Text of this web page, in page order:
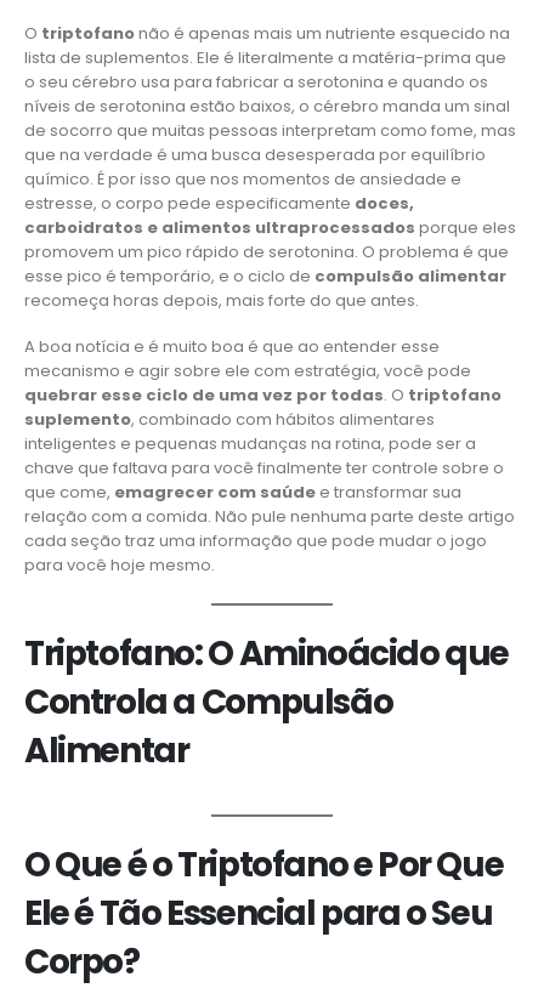
O triptofanonão é apenas mais um nutriente esquecido na
lista de suplementos. Ele é literalmente a matéria-prima que
o seu cérebro usa para fabricar a serotonina e quando os
níveis de serotonina estão baixos, o cérebro manda um sinal
de socorro que muitas pessoas interpretam como fome, mas
que na verdade é uma busca desesperada por equilíbrio
químico. É por isso que nos momentos de ansiedade e
estresse, o corpo pede especificamente doces,
carboidratos e alimentos ultraprocessados porque eles
promovem um pico rápido de serotonina. O problema é que
esse pico é temporário, e o ciclo de compulsão alimentar
recomeça horas depois, mais forte do que antes.
A boa notícia e é muito boa é que ao entender esse
mecanismo e agir sobre ele com estratégia, você pode
quebrar esse ciclo de uma vez por todas. O triptofano
suplemento, combinado com hábitos alimentares
inteligentes e pequenas mudanças na rotina, pode ser a
chave que faltava para você finalmente ter controle sobre o
que come, emagrecer com saúde e transformar sua
relação com a comida. Não pule nenhuma parte deste artigo
cada seção traz uma informação que pode mudar o jogo
para você hoje mesmo.
Triptofano: O Aminoácido que
Controla a Compulsão
Alimentar
O Que é o Triptofano e Por Que
Ele é Tão Essencial para o Seu
Corpo?